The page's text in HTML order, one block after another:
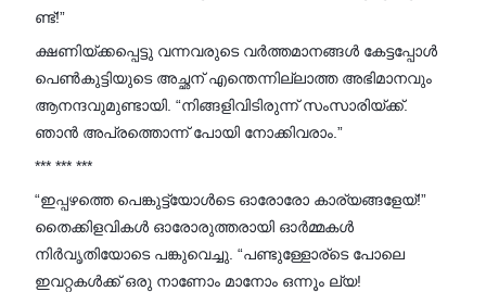
ണ്ട്!”
ക്ഷണിയ്ക്കപ്പെട്ടു വന്നവരുടെ വർത്തമാനങ്ങൾ കേട്ടപ്പോൾ
പെൺകുട്ടിയുടെ അച്ഛന് എന്തെന്നില്ലാത്ത അഭിമാനവും
ആനന്ദവുമുണ്ടായി. “നിങ്ങളിവിടിരുന്ന് സംസാരിയ്ക്ക്.
ഞാൻ അപ്രത്തൊന്ന് പോയി നോക്കിവരാം.”
*** *** ***
“ഇപ്പഴത്തെ പെങ്കുട്ട്യോൾടെ ഓരോരോ കാര്യങ്ങളേയ്!”
തൈക്കിളവികൾ ഓരോരുത്തരായി ഓർമ്മകൾ
നിർവൃതിയോടെ പങ്കുവെച്ചു. “പണ്ടുള്ളോര്ടെ പോലെ
ഇവറ്റകൾക്ക് ഒരു നാണോം മാനോം ഒന്നൂം ല്യ!